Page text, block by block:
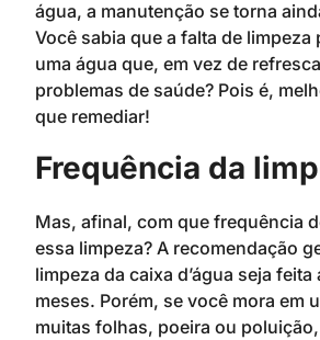
água, a manutenção se torna
Você sabia que a falta de limpeza
uma água que, em vez de
problemas de saúde? Pois é,
que remediar!
Frequência da
Mas, afinal, com que frequência
essa limpeza? A recomendação
limpeza da caixa d’água seja feita
meses. Porém, se você mora em
muitas folhas, poeira ou